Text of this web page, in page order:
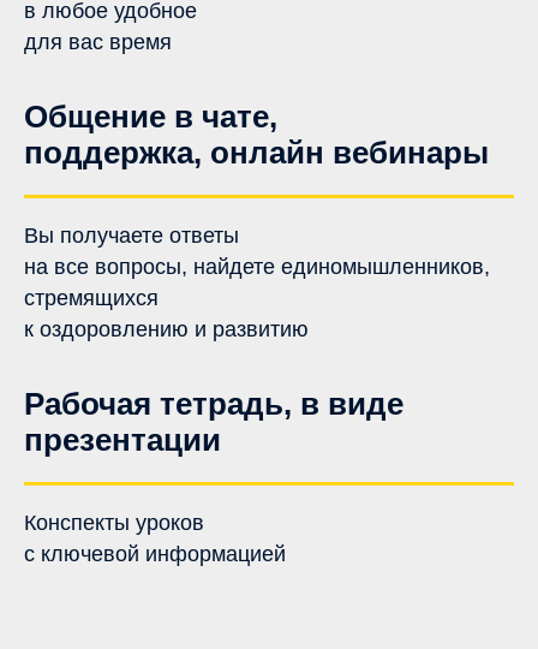
в любое удобное
для вас время
Общение в чате,
поддержка, онлайн вебинары
Вы получаете ответы
на все вопросы, найдете единомышленников,
стремящихся
к оздоровлению и развитию
Рабочая тетрадь, в виде
презентации
Конспекты уроков
с ключевой информацией